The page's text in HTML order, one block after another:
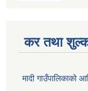
कर तथा
मादी गाउँपालिकाको